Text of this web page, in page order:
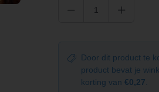
Door dit product te
product bevat je
korting van €0,27